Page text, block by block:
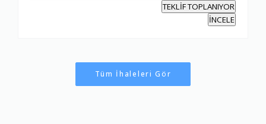
TEKLİF TOPLANIYOR
İNCELE
Tüm İhaleleri Gör